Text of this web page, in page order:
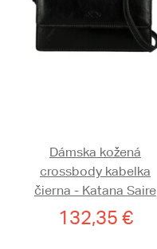
Dámska kožená
crossbody kabelka
čierna - Katana Saire
132,35 €